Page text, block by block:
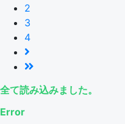
2
3
4
全て読み込みました。
Error